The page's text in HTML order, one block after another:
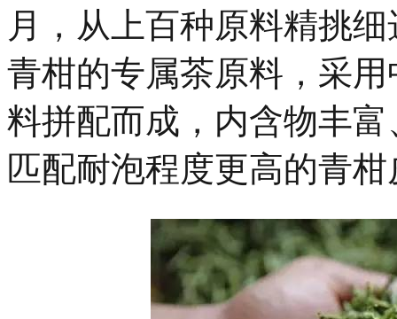
月， 从上百种原料精挑
青柑的专属茶原料，采
料拼配而成，内含物丰
匹配耐泡程度更高的青柑